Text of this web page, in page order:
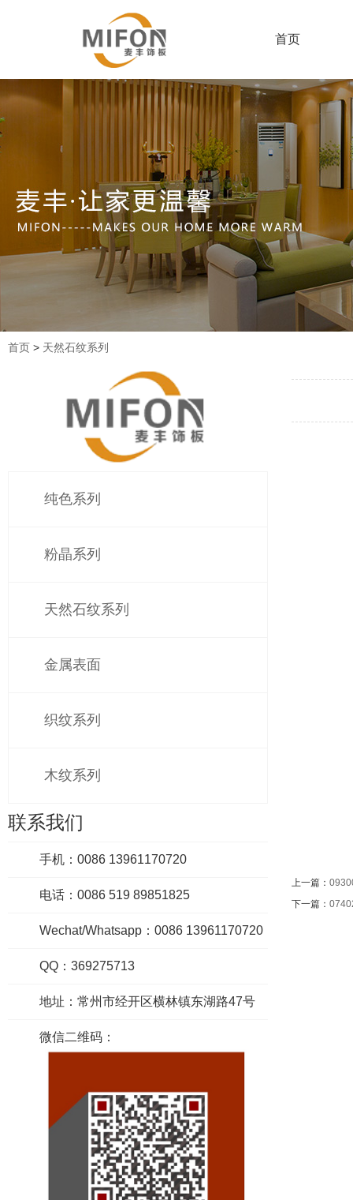
首页
首页 > 天然石纹系列
纯色系列
粉晶系列
天然石纹系列
金属表面
织纹系列
木纹系列
联系我们
手机：0086 13961170720
电话：0086 519 89851825
Wechat/Whatsapp：0086 13961170720
QQ：369275713
地址：常州市经开区横林镇东湖路47号
微信二维码：
上一篇：
下一篇：